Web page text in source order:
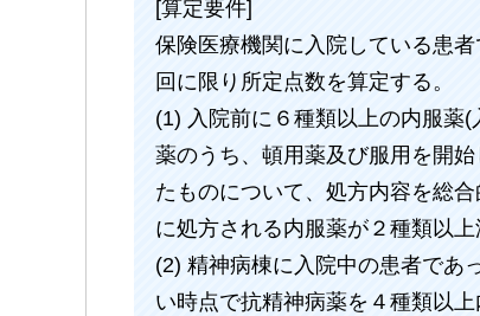
[算定要件]
保険医療機関に入院している患
回に限り所定点数を算定する。
(1) 入院前に６種類以上の内服薬
薬のうち、頓用薬及び服用を開
たものについて、処方内容を総
に処方される内服薬が２種類以
(2) 精神病棟に入院中の患者であ
い時点で抗精神病薬を４種類以